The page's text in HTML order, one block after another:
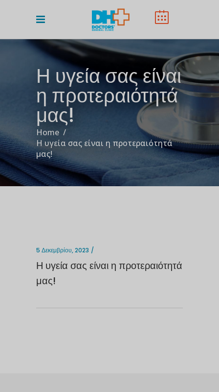
Η υγεία σας είναι
η προτεραιότητά
μας!
Home /
Η υγεία σας είναι η προτεραιότητά
μας!
5 Δεκεμβρίου, 2023
Η υγεία σας είναι η προτεραιότητά
μας!